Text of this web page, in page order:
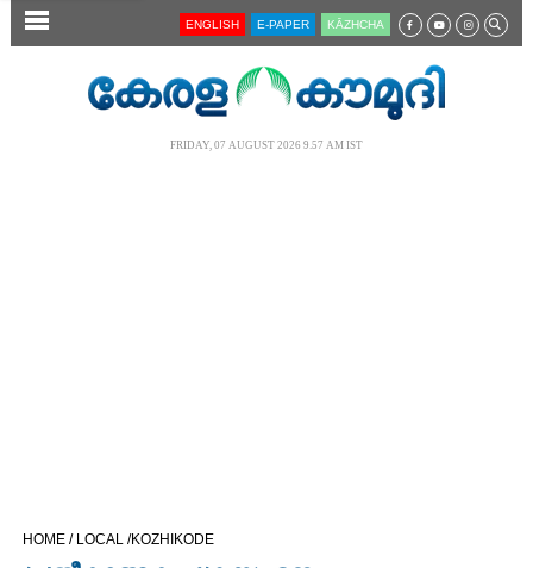
SECTIONS ENGLISH E-PAPER KĀZHCHA
FRIDAY, 07 AUGUST 2026 9.57 AM IST
HOME / LOCAL /KOZHIKODE